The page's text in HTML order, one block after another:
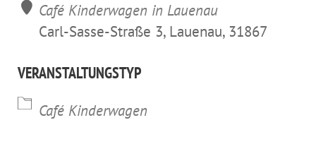
Café Kinderwagen in Lauenau
Carl-Sasse-Straße 3, Lauenau, 31867
VERANSTALTUNGSTYP
Café Kinderwagen